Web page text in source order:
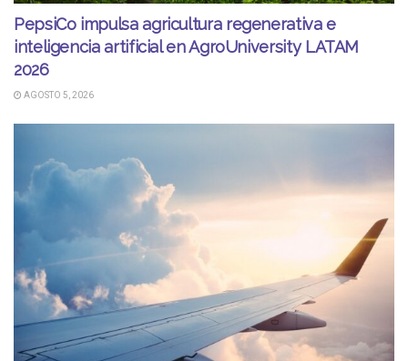
PepsiCo impulsa agricultura regenerativa e
inteligencia artificial en AgroUniversity LATAM
2026
AGOSTO 5, 2026